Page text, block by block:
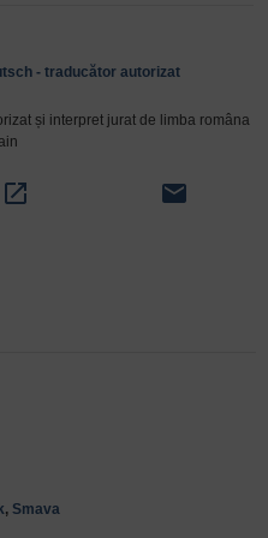
- traducător autorizat
și interpret jurat de limba româna
open_in_new email
, Smava